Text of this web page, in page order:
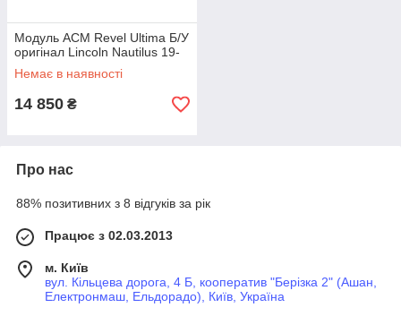
Модуль ACM Revel Ultima Б/У
оригінал Lincoln Nautilus 19-
Немає в наявності
14 850 ₴
Про нас
88% позитивних з 8 відгуків за рік
Працює з 02.03.2013
м. Київ
вул. Кільцева дорога, 4 Б, кооператив "Берізка 2" (Ашан,
Електронмаш, Ельдорадо), Київ, Україна